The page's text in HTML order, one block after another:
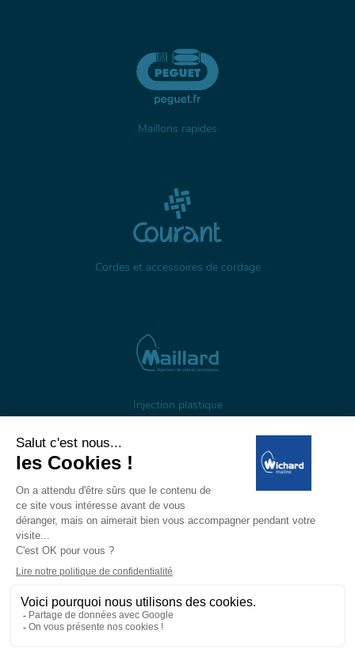
Maillons rapides
Cordes et accessoires de cordage
Injection plastique
À propos Gestion des cookies
Mentions légales
Données personnelles
Wichard, 1 ZI de Felet, CS 50085, 63307 Thiers, France
Tél: +33 (0)4 73 51 65 00 — E-mail:
© Wichard 2026—